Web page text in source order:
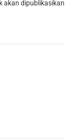
akan